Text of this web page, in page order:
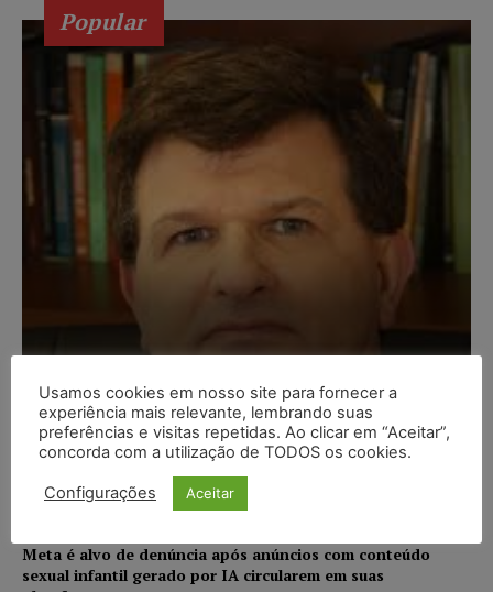
Popular
Composição da taxa de
juros
Carlos Henrique Abrão - 07/08/2026
Meta é alvo de denúncia após anúncios com conteúdo
sexual infantil gerado por IA circularem em suas
Usamos cookies em nosso site para fornecer a
experiência mais relevante, lembrando suas
preferências e visitas repetidas. Ao clicar em “Aceitar”,
concorda com a utilização de TODOS os cookies.
Configurações Aceitar